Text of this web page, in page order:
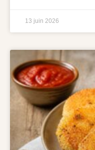
13 juin 2026